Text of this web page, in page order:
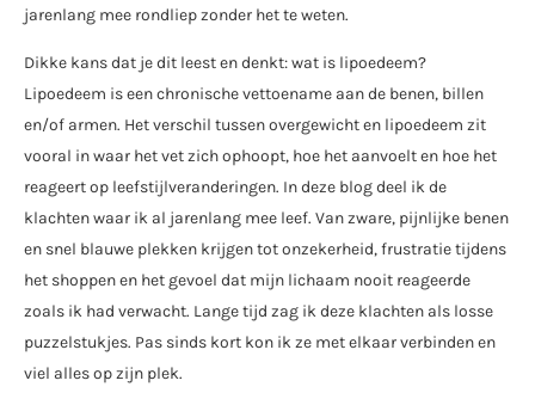
jarenlang mee rondliep zonder het te weten.
Dikke kans dat je dit leest en denkt: wat is lipoedeem?
Lipoedeem is een chronische vettoename aan de benen, billen
en/of armen. Het verschil tussen overgewicht en lipoedeem zit
vooral in waar het vet zich ophoopt, hoe het aanvoelt en hoe het
reageert op leefstijlveranderingen. In deze blog deel ik de
klachten waar ik al jarenlang mee leef. Van zware, pijnlijke benen
en snel blauwe plekken krijgen tot onzekerheid, frustratie tijdens
het shoppen en het gevoel dat mijn lichaam nooit reageerde
zoals ik had verwacht. Lange tijd zag ik deze klachten als losse
puzzelstukjes. Pas sinds kort kon ik ze met elkaar verbinden en
viel alles op zijn plek.